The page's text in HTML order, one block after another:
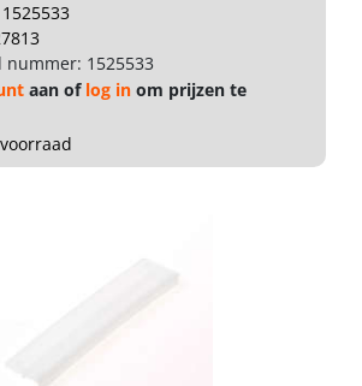
1525533
aan of log in om prijzen te